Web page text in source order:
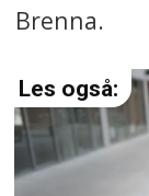
Brenna.